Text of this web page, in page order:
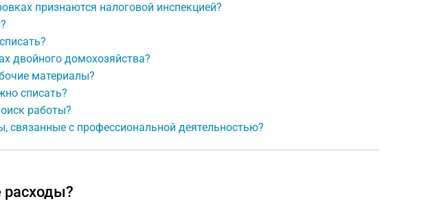
признаются налоговой инспекцией?
двойного домохозяйства?
материалы?
списать?
работы?
связанные с профессиональной деятельностью?
расходы?